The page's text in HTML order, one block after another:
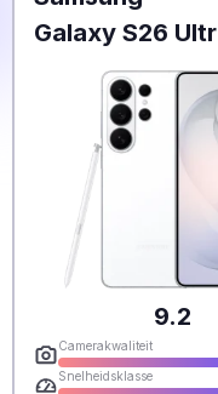
Galaxy S26
9.2
Camerakwaliteit
Snelheidsklasse